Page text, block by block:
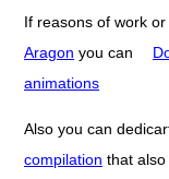
If reasons of work
Aragon you can
animations
Also you can
compilation that